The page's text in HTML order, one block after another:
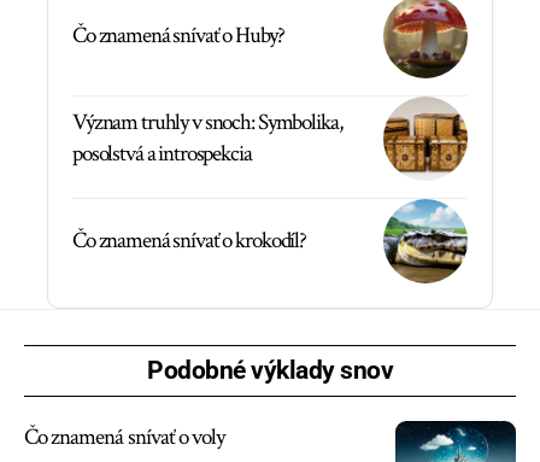
Čo znamená snívať o Huby?
Význam truhly v snoch: Symbolika,
posolstvá a introspekcia
Čo znamená snívať o krokodíl?
Podobné výklady snov
Čo znamená snívať o voly